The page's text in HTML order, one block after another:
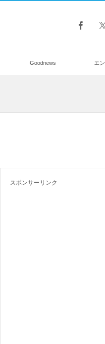
Goodnews エ
スポンサーリンク